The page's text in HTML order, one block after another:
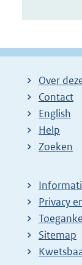
Over
Contact
English
Help
Zoeken
Privacy
Sitemap
E